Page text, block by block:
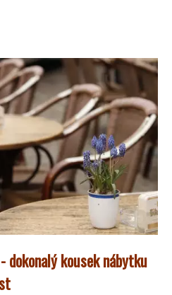
dokonalý kousek nábytku